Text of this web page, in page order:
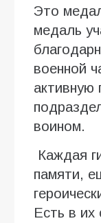
Это
медаль
военной
активную
воином.
Каждая
памяти,
Есть в их